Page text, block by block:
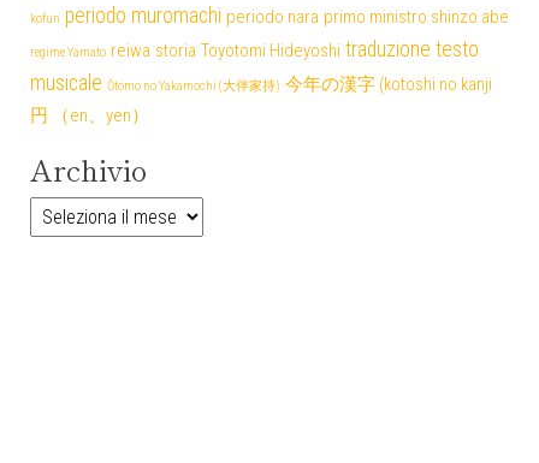
kofun periodo muromachi periodo nara primo ministro shinzo abe
regime Yamato reiwa storia Toyotomi Hideyoshi traduzione testo
musicale Ōtomo no Yakamochi (大伴家持) 今年の漢字 (kotoshi no kanji
円 （en、yen）
Archivio
Archivio